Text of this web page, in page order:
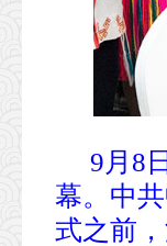
9月8
幕。中
式之前